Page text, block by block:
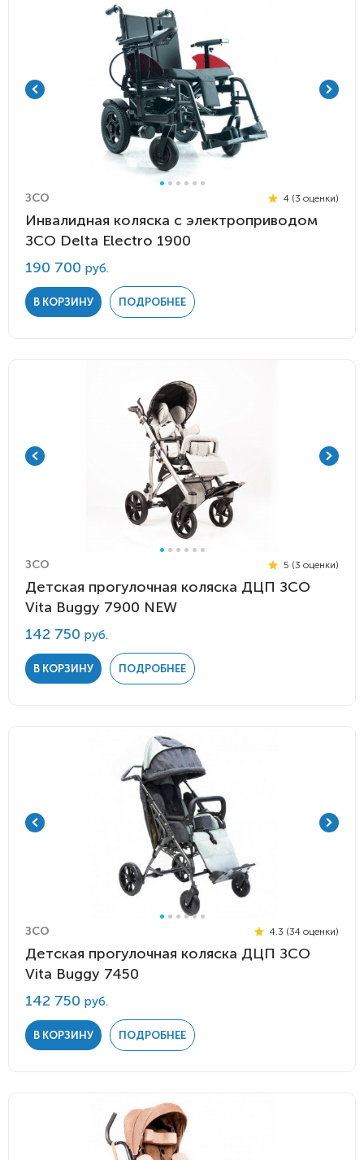
ЗСО 4 (3 оценки)
Инвалидная коляска с электроприводом
ЗСО Delta Electro 1900
190 700 руб.
В КОРЗИНУ ПОДРОБНЕЕ
ЗСО 5 (3 оценки)
Детская прогулочная коляска ДЦП ЗСО
Vita Buggy 7900 NEW
142 750 руб.
В КОРЗИНУ ПОДРОБНЕЕ
ЗСО 4.3 (34 оценки)
Детская прогулочная коляска ДЦП ЗСО
Vita Buggy 7450
142 750 руб.
В КОРЗИНУ ПОДРОБНЕЕ